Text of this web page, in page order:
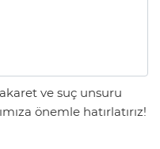
ve suç unsuru
önemle hatırlatırız!